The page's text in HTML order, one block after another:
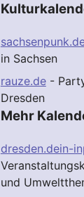
in Sachsen
rauze.de-
Dresden
Mehr
dresden.dein-
und